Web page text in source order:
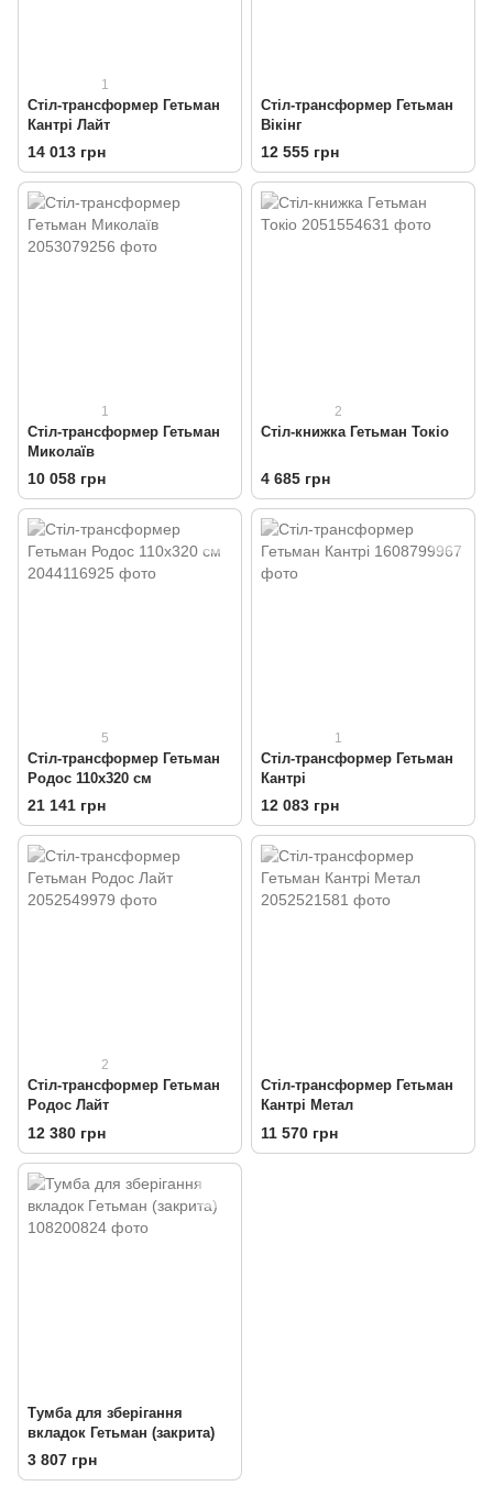
1
Стіл-трансформер Гетьман
Кантрі Лайт
14 013 грн
Стіл-трансформер Гетьман
Вікінг
12 555 грн
1
Стіл-трансформер Гетьман
Миколаїв
10 058 грн
2
Стіл-книжка Гетьман Токіо
4 685 грн
5
Стіл-трансформер Гетьман
Родос 110x320 см
21 141 грн
1
Стіл-трансформер Гетьман
Кантрі
12 083 грн
2
Стіл-трансформер Гетьман
Родос Лайт
12 380 грн
Стіл-трансформер Гетьман
Кантрі Метал
11 570 грн
Тумба для зберігання
вкладок Гетьман (закрита)
3 807 грн